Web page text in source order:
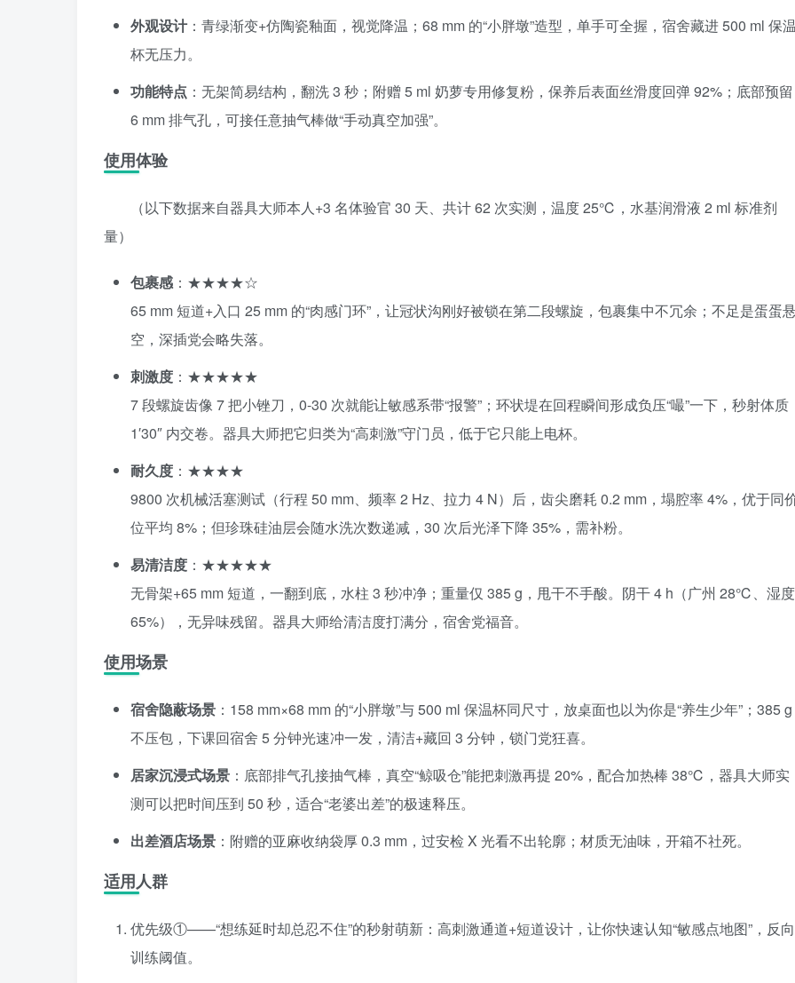
外观设计：青绿渐变+仿陶瓷釉面，视觉降温；68 mm 的“小胖墩”造型，单手可全握，宿舍藏进 500 ml 保
杯无压力。
功能特点 ：无架简易结构，翻洗 3 秒；附赠 5 ml 奶萝专用修复粉，保养后表面丝滑度回弹 92%；底部预留
6 mm 排气孔，可接任意抽气棒做“手动真空加强”。
使用体验
（以下数据来自器具大师本人+3 名体验官 30 天、共计 62 次实测，温度 25℃，水基润滑液 2 ml 标准剂
量）
包裹感 ：★★★★☆
65 mm 短道+入口 25 mm 的“肉感门环”，让冠状沟刚好被锁在第二段螺旋，包裹集中不冗余；不足是蛋蛋
空，深插党会略失落。
刺激度 ：★★★★★
7 段螺旋齿像 7 把小锉刀，0-30 次就能让敏感系带“报警”；环状堤在回程瞬间形成负压“嘬”一下，秒射体质
1′30″ 内交卷。器具大师把它归类为“高刺激”守门员，低于它只能上电杯。
耐久度 ：★★★★
9800 次机械活塞测试（行程 50 mm、频率 2 Hz、拉力 4 N）后，齿尖磨耗 0.2 mm，塌腔率 4%，优于同
位平均 8%；但珍珠硅油层会随水洗次数递减，30 次后光泽下降 35%，需补粉。
易清洁度 ：★★★★★
无骨架+65 mm 短道，一翻到底，水柱 3 秒冲净；重量仅 385 g，甩干不手酸。阴干 4 h（广州 28℃、湿度
65%），无异味残留。器具大师给清洁度打满分，宿舍党福音。
使用场景
宿舍隐蔽场景 ：158 mm×68 mm 的“小胖墩”与 500 ml 保温杯同尺寸，放桌面也以为你是“养生少年”；385 g
不压包，下课回宿舍 5 分钟光速冲一发，清洁+藏回 3 分钟，锁门党狂喜。
居家沉浸式场景 ：底部排气孔接抽气棒，真空“鲸吸仓”能把刺激再提 20%，配合加热棒 38℃，器具大师实
测可以把时间压到 50 秒，适合“老婆出差”的极速释压。
出差酒店场景 ：附赠的亚麻收纳袋厚 0.3 mm，过安检 X 光看不出轮廓；材质无油味，开箱不社死。
适用人群
优先级①——“想练延时却总忍不住”的秒射萌新：高刺激通道+短道设计，让你快速认知“敏感点地图”，反向
训练阈值。